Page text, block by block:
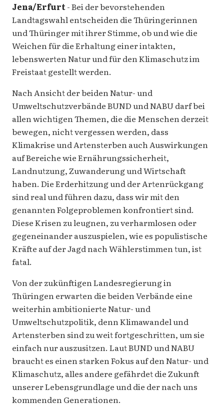
Jena/Erfurt- Bei der bevorstehenden
Landtagswahl entscheiden die Thüringerinnen
und Thüringer mit ihrer Stimme, ob und wie die
Weichen für die Erhaltung einer intakten,
lebenswerten Natur und für den Klimaschutz im
Freistaat gestellt werden.
Nach Ansicht der beiden Natur- und
Umweltschutzverbände BUND und NABU darf bei
allen wichtigen Themen, die die Menschen derzeit
bewegen, nicht vergessen werden, dass
Klimakrise und Artensterben auch Auswirkungen
auf Bereiche wie Ernährungssicherheit,
Landnutzung, Zuwanderung und Wirtschaft
haben. Die Erderhitzung und der Artenrückgang
sind real und führen dazu, dass wir mit den
genannten Folgeproblemen konfrontiert sind.
Diese Krisen zu leugnen, zu verharmlosen oder
gegeneinander auszuspielen, wie es populistische
Kräfte auf der Jagd nach Wählerstimmen tun, ist
fatal.
Von der zukünftigen Landesregierung in
Thüringen erwarten die beiden Verbände eine
weiterhin ambitionierte Natur- und
Umweltschutzpolitik, denn Klimawandel und
Artensterben sind zu weit fortgeschritten, um sie
einfach nur auszusitzen. Laut BUND und NABU
braucht es einen starken Fokus auf den Natur- und
Klimaschutz, alles andere gefährdet die Zukunft
unserer Lebensgrundlage und die der nach uns
kommenden Generationen.